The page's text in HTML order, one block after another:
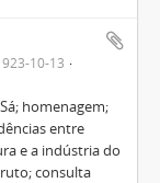
10-13
homenagem;
entre
e a indústria do
consulta